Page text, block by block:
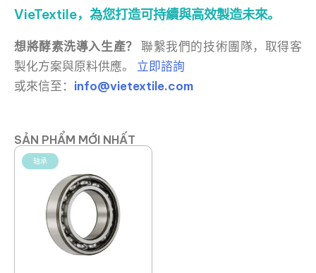
VieTextile，為您打造可持續與高效製造未來。
想將酵素洗導入生產？
聯繫我們的技術團隊，取得客
製化方案與原料供應。 立即諮詢
或來信至： info@vietextile.com
SẢN PHẨM MỚI NHẤT
轴承